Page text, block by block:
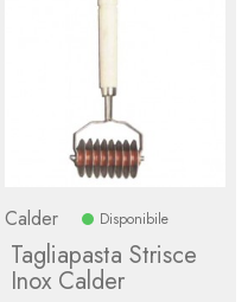
Calder Disponibile
Tagliapasta Strisce
Inox Calder